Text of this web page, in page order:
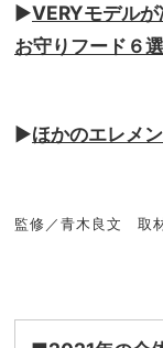
▶︎VERYモデルが
お守りフード６選
▶︎ほかのエレメ
監修／青木良文 取